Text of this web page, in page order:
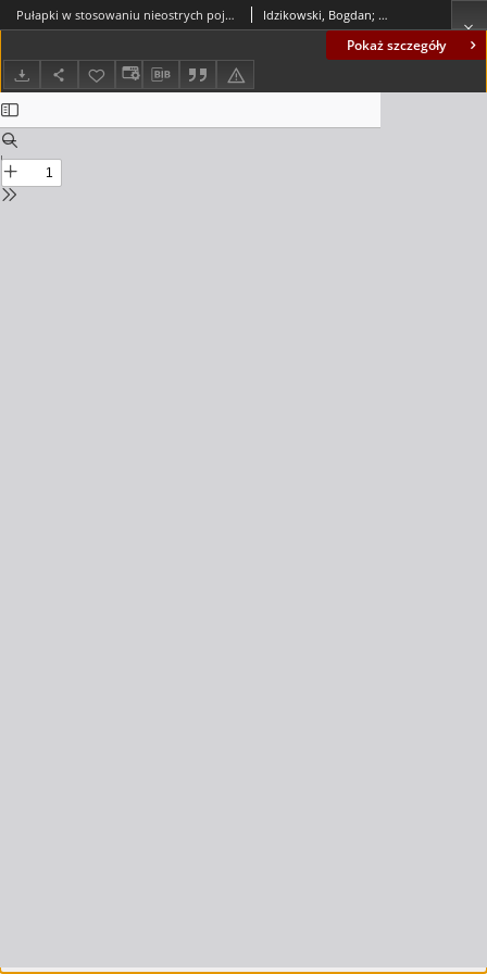
Pokaż szczegóły
Pułapki w stosowaniu nieostrych pojęć w badaniach jakościowych (z doświadczeń badawczych realizatorów projektu MKiDN) = Traps in the application of mild concepts in quality research (from the research experience of MKiDN project executors) Idzikowski, Bogdan; Słowińska, Sylwia